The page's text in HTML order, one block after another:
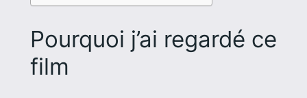
Pourquoi j’ai regardé ce
film